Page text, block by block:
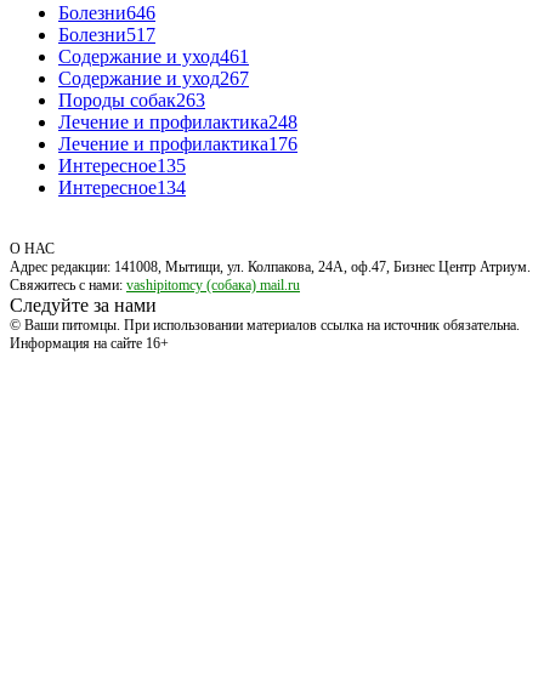
Болезни646
Болезни517
Содержание и уход461
Содержание и уход267
Породы собак263
Лечение и профилактика248
Лечение и профилактика176
Интересное135
Интересное134
О НАС
Адрес редакции: 141008, Мытищи, ул. Колпакова, 24А, оф.47, Бизнес Центр Атриум.
Свяжитесь с нами: vashipitomcy (собака) mail.ru
Следуйте за нами
© Ваши питомцы. При использовании материалов ссылка на источник обязательна.
Информация на сайте 16+